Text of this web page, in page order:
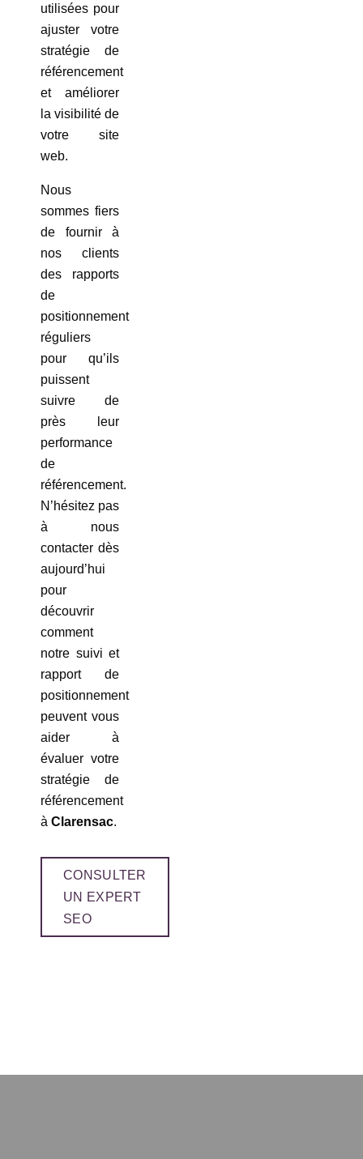
utilisées pour
ajuster votre
stratégie de
référencement
et améliorer
la visibilité de
votre site
web.
Nous
sommes fiers
de fournir à
nos clients
des rapports
de
positionnement
réguliers
pour qu’ils
puissent
suivre de
près leur
performance
de
référencement.
N’hésitez pas
à nous
contacter dès
aujourd’hui
pour
découvrir
comment
notre suivi et
rapport de
positionnement
peuvent vous
aider à
évaluer votre
stratégie de
référencement
à Clarensac.
CONSULTER
UN EXPERT
SEO